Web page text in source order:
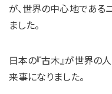
が、世界の中心地である
ました。
日本の『古木』が世界の
来事になりました。